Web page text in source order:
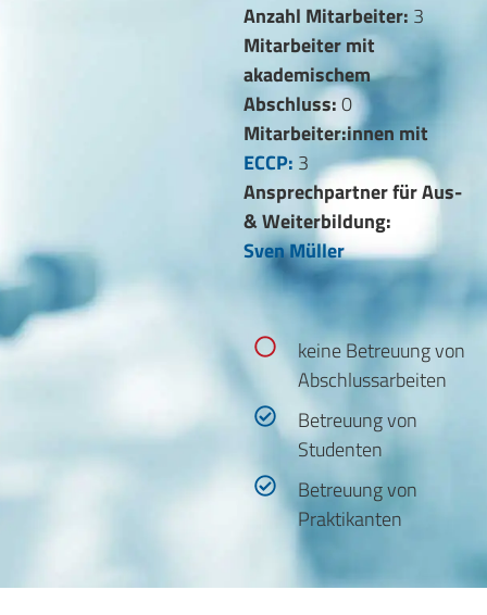
Anzahl Mitarbeiter:3
Mitarbeiter mit
akademischem
Abschluss:0
Mitarbeiter:innen mit
ECCP: 3
Ansprechpartner für Aus-
& Weiterbildung:
Sven Müller
keine Betreuung von
Abschlussarbeiten
Betreuung von
Studenten
Betreuung von
Praktikanten